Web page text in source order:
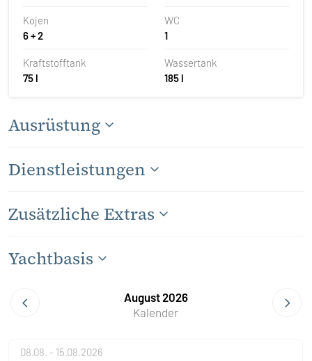
Kojen
6 + 2
WC
1
Kraftstofftank
75 l
Wassertank
185 l
Ausrüstung
Dienstleistungen
Zusätzliche Extras
Yachtbasis
August 2026
Kalender
08.08. - 15.08.2026